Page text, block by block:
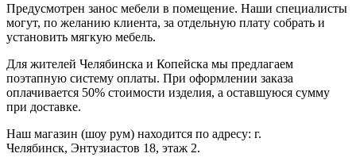
Предусмотрен занос мебели в помещение. Наши специалисты
могут, по желанию клиента, за отдельную плату собрать и
установить мягкую мебель.
Для жителей Челябинска и Копейска мы предлагаем
поэтапную систему оплаты. При оформлении заказа
оплачивается 50% стоимости изделия, а оставшуюся сумму
при доставке.
Наш магазин (шоу рум) находится по адресу: г.
Челябинск, Энтузиастов 18, этаж 2.